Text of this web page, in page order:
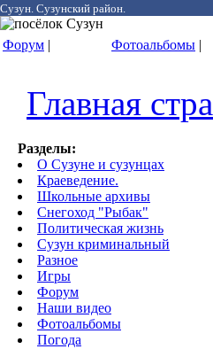
Сузун. Сузунский район.
Форум | Фотоальбомы |
Главная
Разделы:
О Сузуне и сузунцах
Краеведение.
Школьные архивы
Снегоход "Рыбак"
Политическая жизнь
Сузун криминальный
Разное
Игры
Форум
Наши видео
Фотоальбомы
Погода